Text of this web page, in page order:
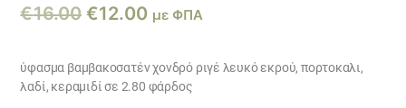
€16.00 Original
was:
€16.00.
€12.00Η
τιμή
είναι:
με ΦΠΑ
ύφασμα βαμβακοσατέν χονδρό ριγέ λευκό εκρού, πορτοκαλι,
λαδί, κεραμιδί σε 2.80 φάρδος